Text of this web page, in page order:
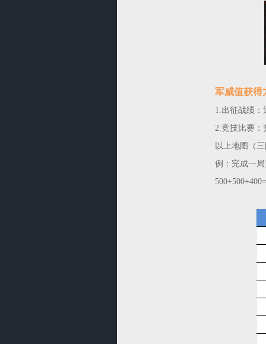
军威值获得
1.出征战绩：
2.竞技比赛：
以上地图（
例：完成一